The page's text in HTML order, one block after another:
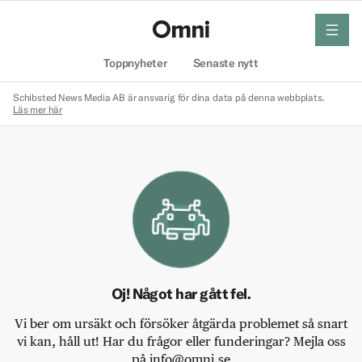
Toppnyheter Senaste nytt
meny
Schibsted News Media AB är ansvarig för dina data på denna webbplats.
Läs mer här
Oj! Något har gått fel.
Vi ber om ursäkt och försöker åtgärda problemet så snart
vi kan, håll ut! Har du frågor eller funderingar? Mejla oss